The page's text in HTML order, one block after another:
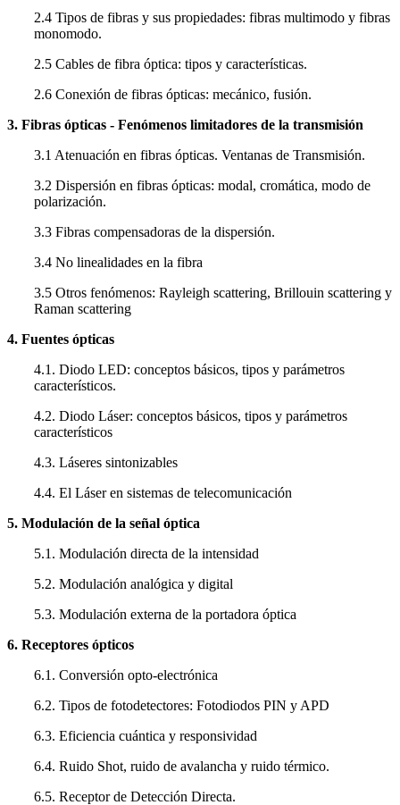
2.4 Tipos de fibras y sus propiedades: fibras multimodo y fibras
monomodo.
2.5 Cables de fibra óptica: tipos y características.
2.6 Conexión de fibras ópticas: mecánico, fusión.
3. Fibras ópticas - Fenómenos limitadores de la transmisión
3.1 Atenuación en fibras ópticas. Ventanas de Transmisión.
3.2 Dispersión en fibras ópticas: modal, cromática, modo de
polarización.
3.3 Fibras compensadoras de la dispersión.
3.4 No linealidades en la fibra
3.5 Otros fenómenos: Rayleigh scattering, Brillouin scattering y
Raman scattering
4. Fuentes ópticas
4.1. Diodo LED: conceptos básicos, tipos y parámetros
característicos.
4.2. Diodo Láser: conceptos básicos, tipos y parámetros
característicos
4.3. Láseres sintonizables
4.4. El Láser en sistemas de telecomunicación
5. Modulación de la señal óptica
5.1. Modulación directa de la intensidad
5.2. Modulación analógica y digital
5.3. Modulación externa de la portadora óptica
6. Receptores ópticos
6.1. Conversión opto-electrónica
6.2. Tipos de fotodetectores: Fotodiodos PIN y APD
6.3. Eficiencia cuántica y responsividad
6.4. Ruido Shot, ruido de avalancha y ruido térmico.
6.5. Receptor de Detección Directa.